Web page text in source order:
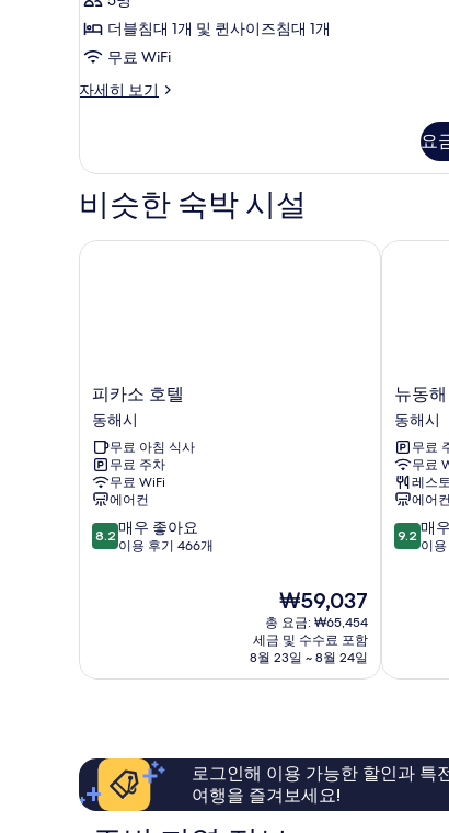
스
위
사
모
보
기
더블침대 1개 및 퀸사이즈침대 1개
무료 WiFi
자세히 보기
패
위
자
히
요
비슷한 숙박 시설
피
카
소
호
텔
동
해
시
피카소 호텔
동해시
무료 아침 식사
무료 주차
무료 WiFi
에어컨
10
점
우
이
용
후
8.2 매우 좋아요
이용 후기 466개
현
재
요
금
₩59,037
₩59,037
총 요금: ₩65,454
세금 및 수수료 포함
8월 23일 ~ 8월 24일
피카소 호텔
뉴
동
해
호
텔
동
해
시
뉴동
동해시
무료
무료
레스
에어컨
10
점
우
요,
이
9.2 매
이
뉴동해
로그인해 이용 가능한 할인과 특
여행을 즐겨보세요!